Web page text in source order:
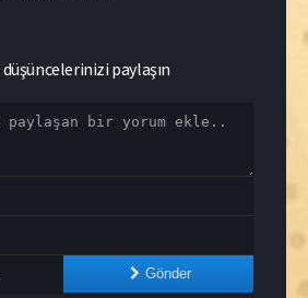
paylaşın
Gönder